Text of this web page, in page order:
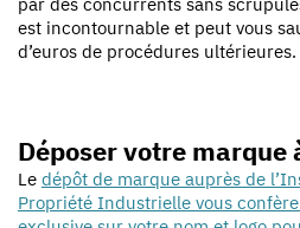
est incontournable et peut vous
d’euros de procédures ultérieures.
Déposer votre marque
Le dépôt de marque auprès de
Propriété Industrielle vous